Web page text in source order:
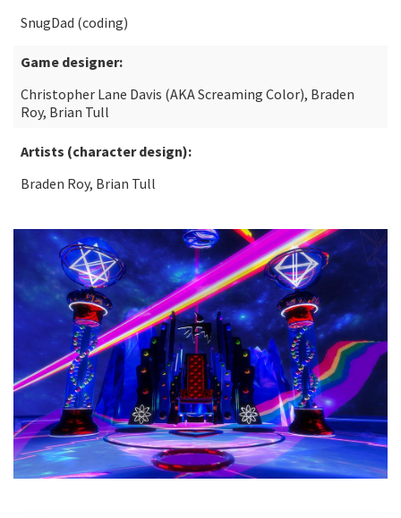
SnugDad (coding)
Game designer:
Christopher Lane Davis (AKA Screaming Color), Braden
Roy, Brian Tull
Artists (character design):
Braden Roy, Brian Tull